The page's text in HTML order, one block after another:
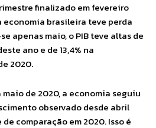
finalizado em fevereiro
economia brasileira teve perda
apenas maio, o PIB teve altas de
ano e de 13,4% na
2020.
maio de 2020, a economia seguiu
observado desde abril
comparação em 2020. Isso é